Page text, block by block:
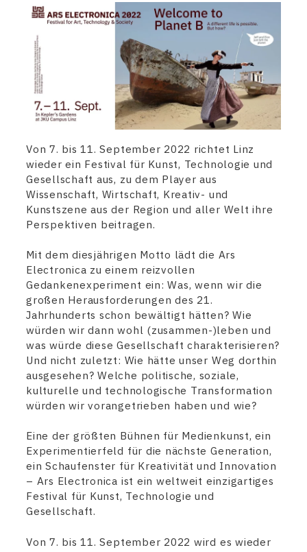
Von 7. bis 11. September 2022 richtet Linz
wieder ein Festival für Kunst, Technologie und
Gesellschaft aus, zu dem Player aus
Wissenschaft, Wirtschaft, Kreativ- und
Kunstszene aus der Region und aller Welt ihre
Perspektiven beitragen.
Mit dem diesjährigen Motto lädt die Ars
Electronica zu einem reizvollen
Gedankenexperiment ein: Was, wenn wir die
großen Herausforderungen des 21.
Jahrhunderts schon bewältigt hätten? Wie
würden wir dann wohl (zusammen-)leben und
was würde diese Gesellschaft charakterisieren?
Und nicht zuletzt: Wie hätte unser Weg dorthin
ausgesehen? Welche politische, soziale,
kulturelle und technologische Transformation
würden wir vorangetrieben haben und wie?
Eine der größten Bühnen für Medienkunst, ein
Experimentierfeld für die nächste Generation,
ein Schaufenster für Kreativität und Innovation
– Ars Electronica ist ein weltweit einzigartiges
Festival für Kunst, Technologie und
Gesellschaft.
Von 7. bis 11. September 2022 wird es wieder